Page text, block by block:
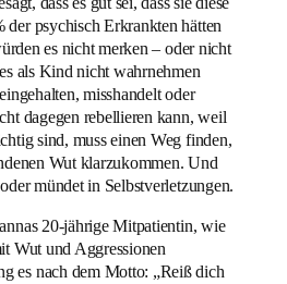
der psychisch Erkrankten hätten
es nicht merken – oder nicht
als Kind nicht wahrnehmen
misshandelt oder
dagegen rebellieren kann, weil
sind, muss einen Weg finden,
Wut klarzukommen. Und
mündet in Selbstverletzungen.
20-jährige Mitpatientin, wie
Wut und Aggressionen
es nach dem Motto: „Reiß dich